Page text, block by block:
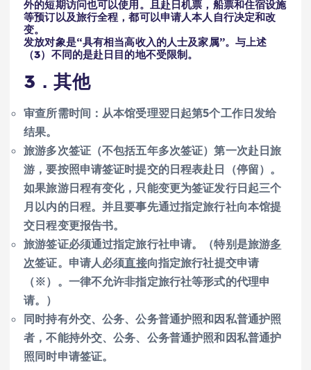
外的短期访问也可以使用。且赴日机票，船票和住宿设施
等预订以及旅行全程，都可以申请人本人自行决定和改
变。
发放对象是“具有相当高收入的人士及家属”。与上述
（3）不同的是赴日目的地不受限制。
3．其他
审查所需时间：从本馆受理翌日起第5个工作日发给
结果。
旅游多次签证（不包括五年多次签证）第一次赴日旅
游，要按照申请签证时提交的日程表赴日（停留）。
如果旅游日程有变化，只能变更为签证发行日起三个
月以内的日程。并且要事先通过指定旅行社向本馆提
交日程变更报告书。
旅游签证必须通过指定旅行社申请。（特别是旅游多
次签证。申请人必须直接向指定旅行社提交申请
（※）。一律不允许非指定旅行社等形式的代理申
请。）
同时持有外交、公务、公务普通护照和因私普通护照
者，不能持外交、公务、公务普通护照和因私普通护
照同时申请签证。